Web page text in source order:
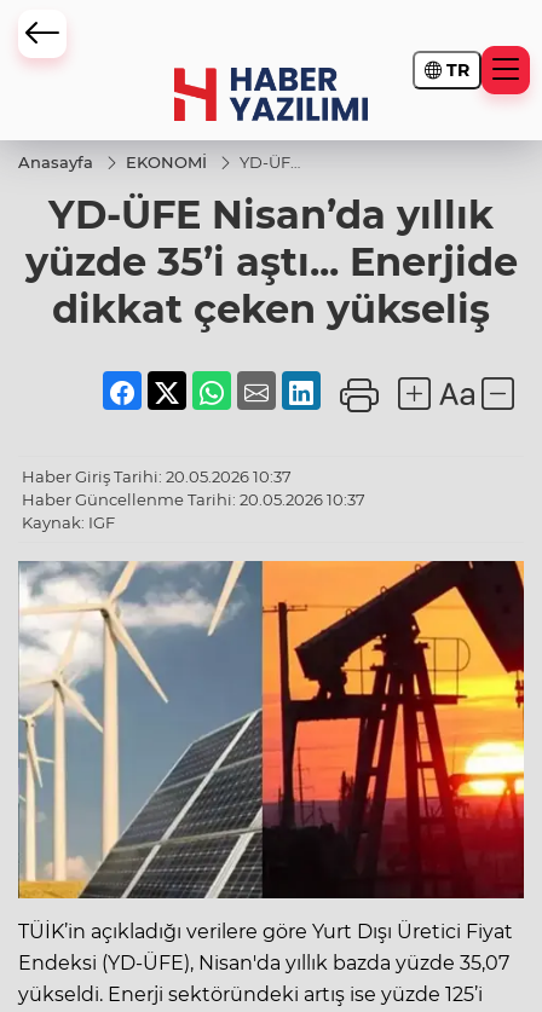
TR
Anasayfa EKONOMİ
YD-ÜFE
yıllık
yüzde
Enerjide
dikkat
çeken
yükseliş
YD-ÜFE Nisan’da yıllık
yüzde 35’i aştı... Enerjide
dikkat çeken yükseliş
Haber Giriş Tarihi: 20.05.2026 10:37
Haber Güncellenme Tarihi: 20.05.2026 10:37
Kaynak: IGF
TÜİK’in açıkladığı verilere göre Yurt Dışı Üretici Fiyat
Endeksi (YD-ÜFE), Nisan'da yıllık bazda yüzde 35,07
yükseldi. Enerji sektöründeki artış ise yüzde 125’i